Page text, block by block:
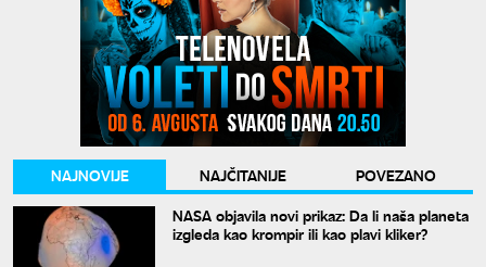
NAJNOVIJE NAJČITANIJE
POVEZANO
NASA objavila novi prikaz: Da li naša planeta
izgleda kao krompir ili kao plavi kliker?